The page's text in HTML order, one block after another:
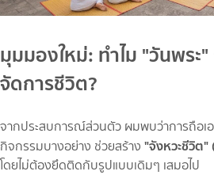
มุมมองใหม่: ทำไม "วันพระ
จัดการชีวิต?
จากประสบการณ์ส่วนตัว ผมพบว่าการถือเ
กิจกรรมบางอย่าง ช่วยสร้าง "จังหวะชีวิต"
โดยไม่ต้องยึดติดกับรูปแบบเดิมๆ เสมอไป